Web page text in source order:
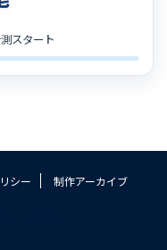
スタート
シー 制作アーカイブ